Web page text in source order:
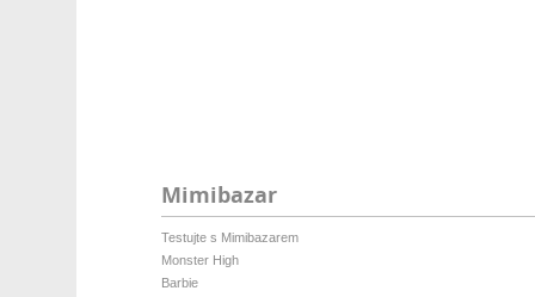
Mimibazar
Testujte s Mimibazarem
Monster High
Barbie